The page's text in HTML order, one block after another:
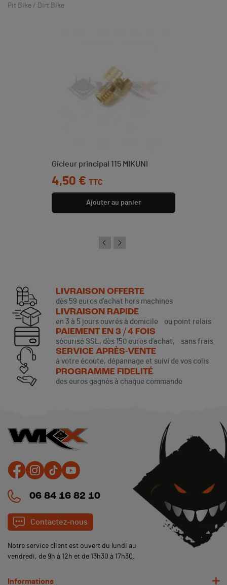
Pit Bike / Dirt Bike
Gicleur principal 115 MIKUNI
Prix
4,50 € TTC
Ajouter au panier
LIVRAISON OFFERTE
dès 59 euros d’achat hors machines
LIVRAISON RAPIDE
en 3 à 5 jours ouvrés à domicile ou point relais
PAIEMENT EN 3 / 4 FOIS
sécurisé SSL, dès 150 euros d’achat, sans frais
SERVICE APRÈS-VENTE
à votre écoute, dépannage et suivi de vos colis
PROGRAMME FIDELITÉ
des euros gagnés à chaque commande
06 84 16 82 10
Contactez-nous
Notre service client est ouvert du lundi au
vendredi, de 9h à 12h et de 13h30 à 17h30.
Informations